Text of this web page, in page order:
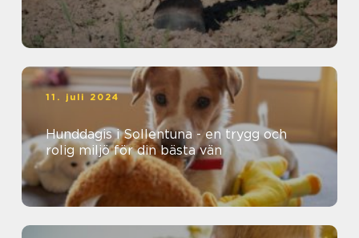
11. juli 2024
Hunddagis i Sollentuna - en trygg och
rolig miljö för din bästa vän